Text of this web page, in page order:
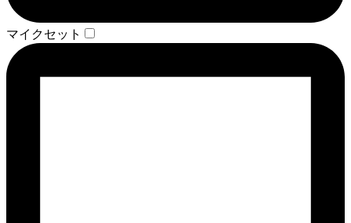
マイクセット